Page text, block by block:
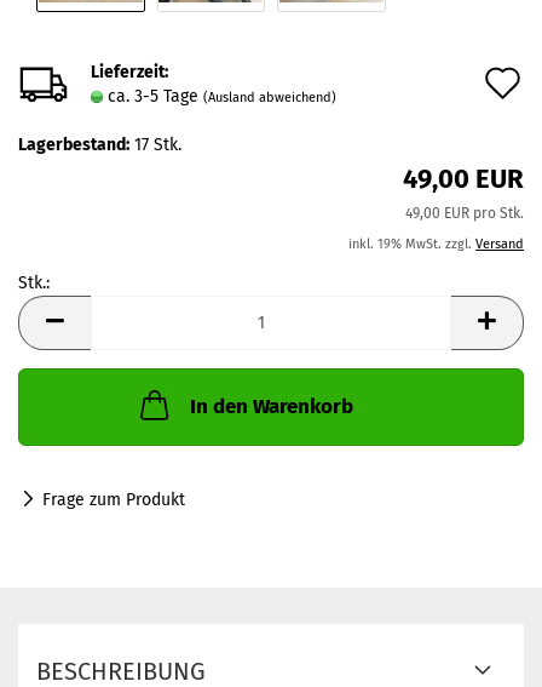
Lieferzeit:
ca. 3-5 Tage (Ausland abweichend)
Lagerbestand: 17 Stk.
49,00 EUR
49,00 EUR pro Stk.
inkl. 19% MwSt. zzgl. Versand
Stk.:
Stk.
In den Warenkorb
Frage zum Produkt
BESCHREIBUNG